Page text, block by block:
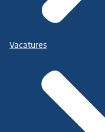
Vacatures